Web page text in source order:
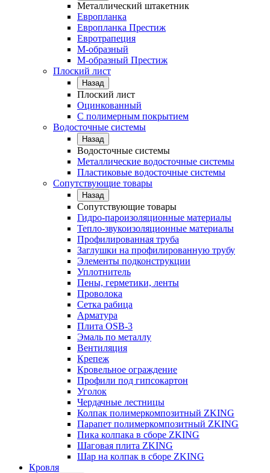
Металлический штакетник
Европланка
Европланка Престиж
Евротрапеция
М-образный
М-образный Престиж
Плоский лист
Назад
Плоский лист
Оцинкованный
С полимерным покрытием
Водосточные системы
Назад
Водосточные системы
Металлические водосточные системы
Пластиковые водосточные системы
Сопутствующие товары
Назад
Сопутствующие товары
Гидро-пароизоляционные материалы
Тепло-звукоизоляционные материалы
Профилированная труба
Заглушки на профилированную трубу
Элементы подконструкции
Уплотнитель
Пены, герметики, ленты
Проволока
Сетка рабица
Арматура
Плита OSB-3
Эмаль по металлу
Вентиляция
Крепеж
Кровельное ограждение
Профили под гипсокартон
Уголок
Чердачные лестницы
Колпак полимеркомпозитный ZKING
Парапет полимеркомпозитный ZKING
Пика колпака в сборе ZKING
Шаговая плита ZKING
Шар на колпак в сборе ZKING
Кровля